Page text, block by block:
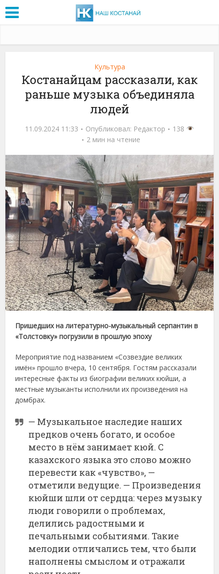
Культура
Костанайцам рассказали, как
раньше музыка объединяла
людей
11.09.2024 11:33 Опубликовал: Редактор
138
2 мин на чтение
Пришедших на литературно-музыкальный серпантин в
«Толстовку» погрузили в прошлую эпоху
Мероприятие под названием «Созвездие великих
имён» прошло вчера, 10 сентября. Гостям рассказали
интересные факты из биографии великих кюйши, а
местные музыканты исполнили их произведения на
домбрах.
— Музыкальное наследие наших
предков очень богато, и особое
место в нём занимает кюй. С
казахского языка это слово можно
перевести как «чувство», —
отметили ведущие. — Произведения
кюйши шли от сердца: через музыку
люди говорили о проблемах,
делились радостными и
печальными событиями. Такие
мелодии отличались тем, что были
наполнены смыслом и отражали